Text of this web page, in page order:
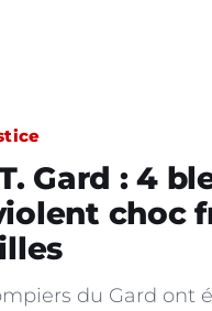
Gard : 4
choc
du Gard ont